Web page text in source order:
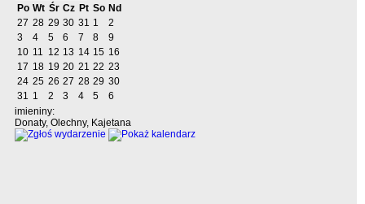
Po Wt Śr Cz Pt So Nd
27 28 29 30 31 1
2
3
4 5 6 7 8
9
10 11 12 13 14 15 16
17 18 19 20 21 22 23
24 25 26 27 28 29 30
31 1 2 3 4 5
6
imieniny:
Donaty, Olechny, Kajetana